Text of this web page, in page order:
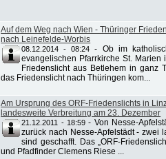
Auf dem Weg nach Wien - Thüringer
nach Leinefelde-Worbis
08.12.2014 - 08:24 - Ob im
evangelischen Pfarrkirche St.
Friedenslicht aus Betlehem in ganz
das Friedenslicht nach Thüringen kom...
Am Ursprung des ORF-Friedenslichts in
landesweite Verbreitung am 23. Dezember
21.12.2011 - 18:59 - Von Nesse-
zurück nach Nesse-Apfelstädt - zwei
sind geschafft. Das „ORF-
und Pfadfinder Clemens Riese ...